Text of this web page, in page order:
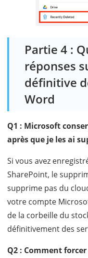
Partie 4 :
réponses
définitive
Word
Q1 : Microsoft
après que je les ai
Si vous avez
SharePoint, le
supprime pas du
votre compte
de la corbeille du
définitivement des
Q2 : Comment